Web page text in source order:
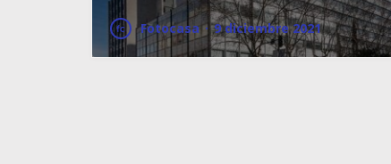
Fotocasa · 9 diciembre 2021